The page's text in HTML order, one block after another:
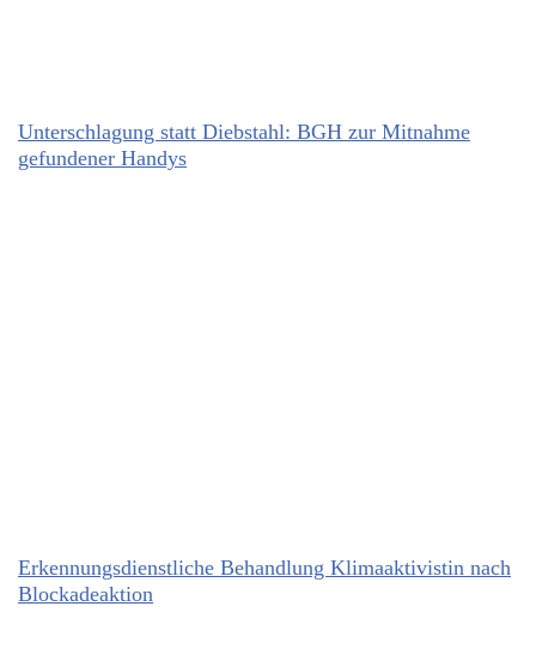
Unterschlagung statt Diebstahl: BGH zur Mitnahme
gefundener Handys
Erkennungsdienstliche Behandlung Klimaaktivistin nach
Blockadeaktion